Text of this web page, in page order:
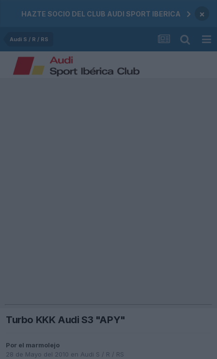
HAZTE SOCIO DEL CLUB AUDI SPORT IBERICA ×
Audi S / R / RS
Turbo KKK Audi S3 "APY"
Por el marmolejo
28 de Mayo del 2010 en Audi S / R / RS